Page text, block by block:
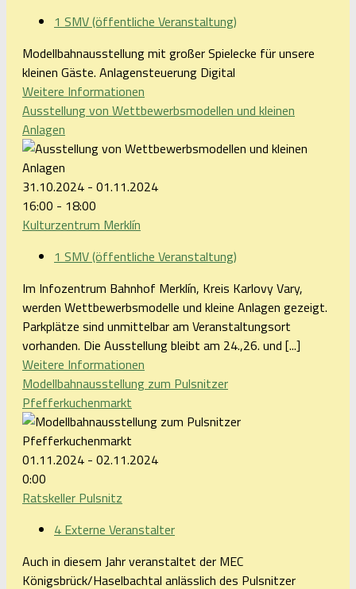
1 SMV (öffentliche Veranstaltung)
Modellbahnausstellung mit großer Spielecke für unsere
kleinen Gäste. Anlagensteuerung Digital
Weitere Informationen
Ausstellung von Wettbewerbsmodellen und kleinen
Anlagen
31.10.2024 - 01.11.2024
16:00 - 18:00
Kulturzentrum Merklín
1 SMV (öffentliche Veranstaltung)
Im Infozentrum Bahnhof Merklín, Kreis Karlovy Vary,
werden Wettbewerbsmodelle und kleine Anlagen gezeigt.
Parkplätze sind unmittelbar am Veranstaltungsort
vorhanden. Die Ausstellung bleibt am 24.,26. und [...]
Weitere Informationen
Modellbahnausstellung zum Pulsnitzer
Pfefferkuchenmarkt
01.11.2024 - 02.11.2024
0:00
Ratskeller Pulsnitz
4 Externe Veranstalter
Auch in diesem Jahr veranstaltet der MEC
Königsbrück/Haselbachtal anlässlich des Pulsnitzer